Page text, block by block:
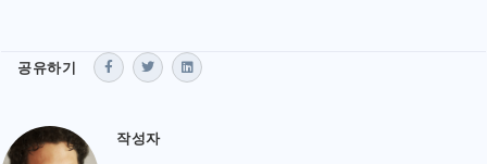
공유하기
작성자